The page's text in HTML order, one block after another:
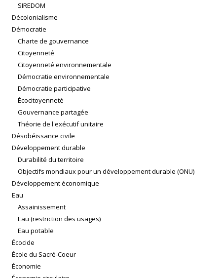
SIREDOM
Décolonialisme
Démocratie
Charte de gouvernance
Citoyenneté
Citoyenneté environnementale
Démocratie environnementale
Démocratie participative
Écocitoyenneté
Gouvernance partagée
Théorie de l'exécutif unitaire
Désobéissance civile
Développement durable
Durabilité du territoire
Objectifs mondiaux pour un développement durable (ONU)
Développement économique
Eau
Assainissement
Eau (restriction des usages)
Eau potable
Écocide
École du Sacré-Coeur
Économie